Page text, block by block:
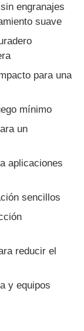
engranajes
suave
para una
mínimo
un
aplicaciones
sencillos
reducir el
y equipos